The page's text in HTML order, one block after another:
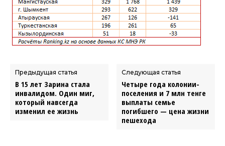
Предыдущая статья
В 15 лет Зарина стала
инвалидом. Один миг,
который навсегда
изменил ее жизнь
Следующая статья
Четыре года колонии-
поселения и 7 млн тенге
выплаты семье
погибшего — цена жизни
пешехода